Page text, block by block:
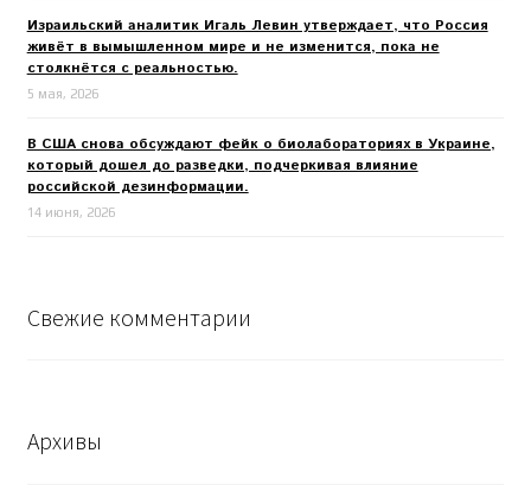
Израильский аналитик Игаль Левин утверждает, что Россия
живёт в вымышленном мире и не изменится, пока не
столкнётся с реальностью.
5 мая, 2026
В США снова обсуждают фейк о биолабораториях в Украине,
который дошел до разведки, подчеркивая влияние
российской дезинформации.
14 июня, 2026
Свежие комментарии
Архивы